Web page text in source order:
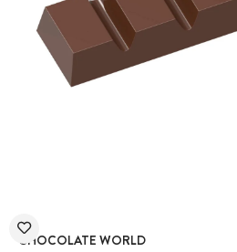
CHOCOLATE WORLD